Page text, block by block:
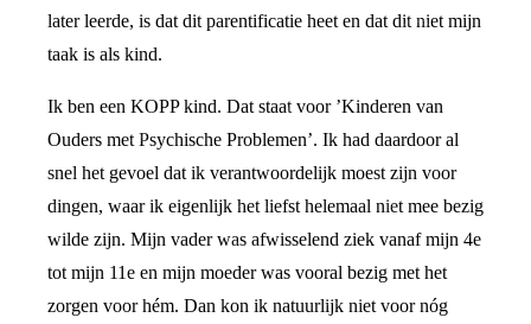
later leerde, is dat dit parentificatie heet en dat dit niet mijn
taak is als kind.
Ik ben een KOPP kind. Dat staat voor ’Kinderen van
Ouders met Psychische Problemen’. Ik had daardoor al
snel het gevoel dat ik verantwoordelijk moest zijn voor
dingen, waar ik eigenlijk het liefst helemaal niet mee bezig
wilde zijn. Mijn vader was afwisselend ziek vanaf mijn 4e
tot mijn 11e en mijn moeder was vooral bezig met het
zorgen voor hém. Dan kon ik natuurlijk niet voor nóg